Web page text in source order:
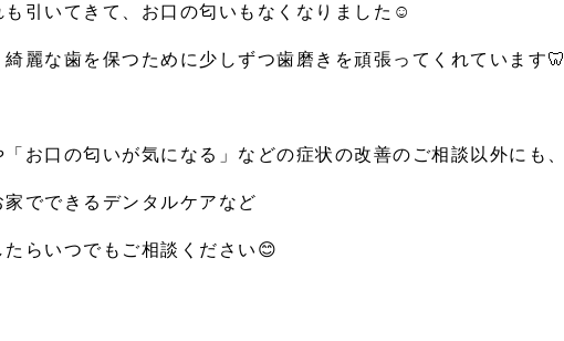
引いてきて、お口の匂いもなくなりました ☺️
麗な歯を保つために少しずつ歯磨きを頑張ってくれています🦷
「お口の匂いが気になる」などの症状の改善のご相談以外にも、
でできるデンタルケアなど
らいつでもご相談ください 😊